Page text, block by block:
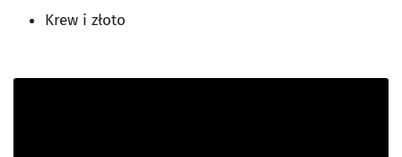
Krew i złoto